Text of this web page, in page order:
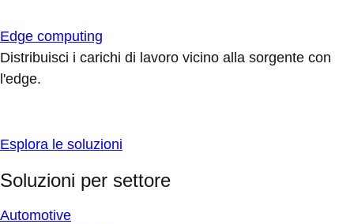
Edge computing
Distribuisci i carichi di lavoro vicino alla sorgente con
l'edge.
Esplora le soluzioni
Soluzioni per settore
Automotive